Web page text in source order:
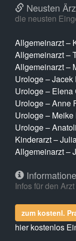
Neusten
die neusten
Allgemeinarzt –
Allgemeinarzt –
Allgemeinarzt –
Urologe –
Urologe – Elena
Urologe – Anne
Urologe –
Urologe –
Kinderarzt –
Allgemeinarzt –
Infos für den
zum kostenl.
hier kostenlos